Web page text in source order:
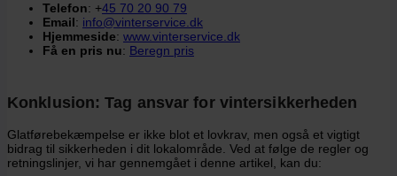
Telefon: +45 70 20 90 79
Email: info@vinterservice.dk
Hjemmeside: www.vinterservice.dk
Få en pris nu: Beregn pris
Konklusion: Tag ansvar for vintersikkerheden
Glatførebekæmpelse er ikke blot et lovkrav, men også et vigtigt
bidrag til sikkerheden i dit lokalområde. Ved at følge de regler og
retningslinjer, vi har gennemgået i denne artikel, kan du: